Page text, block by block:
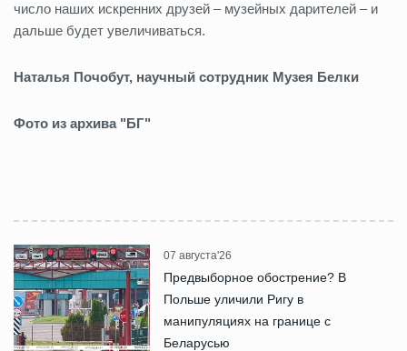
число наших искренних друзей – музейных дарителей – и
дальше будет увеличиваться.
Наталья Почобут, научный сотрудник Музея Белки
Фото из архива "БГ"
07 августа'26
Предвыборное обострение? В
Польше уличили Ригу в
манипуляциях на границе с
Беларусью